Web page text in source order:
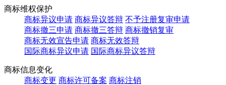
商标维权保护
商标异议申请 商标异议答辩 不予注册复审申请
商标撤三申请 商标撤三答辩 商标撤销复审
商标无效宣告申请 商标无效答辩
国际商标异议申请 国际商标异议答辩
商标信息变化
商标变更 商标许可备案 商标注销